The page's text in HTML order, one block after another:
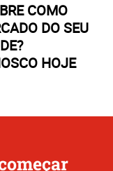
COMO
DO SEU
HOJE